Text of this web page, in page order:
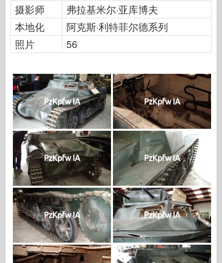
摄影师
弗拉基米尔·亚库博夫
本地化
阿克斯·利特菲尔德系列
照片
56
PzKpfw IA PzKpfw IA
PzKpfw IA PzKpfw IA
PzKpfw IA PzKpfw IA